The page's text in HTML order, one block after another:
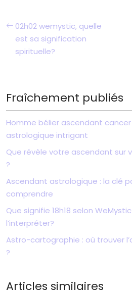
02h02 wemystic, quelle
est sa signification
spirituelle?
Fraîchement publiés
Homme bélier ascendant cancer
astrologique intrigant
Que révèle votre ascendant sur
?
Ascendant astrologique : la clé
comprendre
Que signifie 18h18 selon
l’interpréter?
Astro-cartographie : où trouver
?
Articles similaires